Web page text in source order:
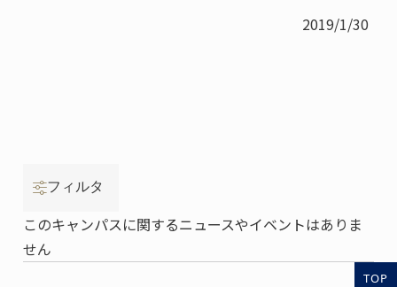
2019/1/30
フィルタ
このキャンパスに関するニュースやイベントはありま
せん
TOP